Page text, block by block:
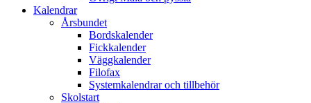
Kalendrar
Årsbundet
Bordskalender
Fickkalender
Väggkalender
Filofax
Systemkalendrar och tillbehör
Skolstart